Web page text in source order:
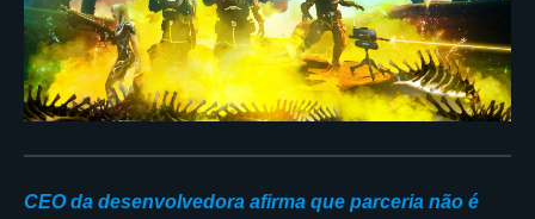
CEO da desenvolvedora afirma que parceria não é